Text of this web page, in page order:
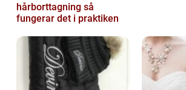
hårborttagning så
fungerar det i praktiken